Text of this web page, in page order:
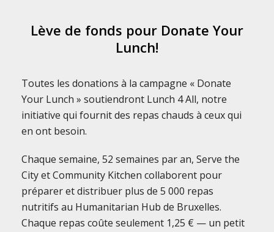
Lève de fonds pour Donate Your
Lunch!
Toutes les donations à la campagne « Donate
Your Lunch » soutiendront Lunch 4 All, notre
initiative qui fournit des repas chauds à ceux qui
en ont besoin.
Chaque semaine, 52 semaines par an, Serve the
City et Community Kitchen collaborent pour
préparer et distribuer plus de 5 000 repas
nutritifs au Humanitarian Hub de Bruxelles.
Chaque repas coûte seulement 1,25 € — un petit